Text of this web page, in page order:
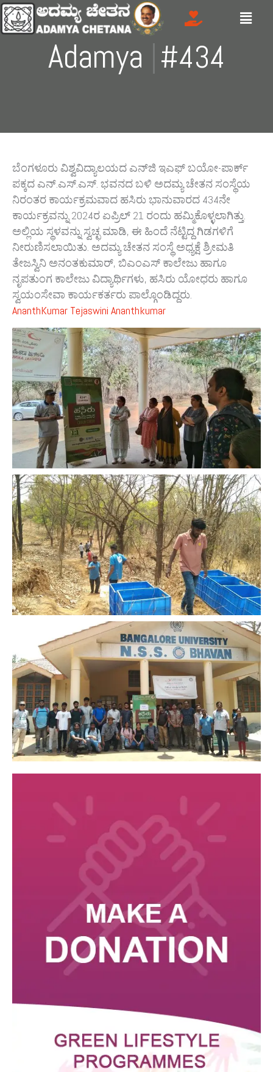
Skip
to
content
Menu
Adamya #434
ಬೆಂಗಳೂರು ವಿಶ್ವವಿದ್ಯಾಲಯದ ಎನ್‌ಜಿ ಇಎಫ್‌ ಬಯೋ-ಪಾರ್ಕ್‌
ಪಕ್ಕದ ಎನ್‌.ಎಸ್‌.ಎಸ್‌. ಭವನದ ಬಳಿ ಅದಮ್ಯ ಚೇತನ ಸಂಸ್ಥೆಯ
ನಿರಂತರ ಕಾರ್ಯಕ್ರಮವಾದ ಹಸಿರು ಭಾನುವಾರದ 434ನೇ
ಕಾರ್ಯಕ್ರವನ್ನು 2024ರ ಏಪ್ರಿಲ್ 21 ರಂದು ಹಮ್ಮಿಕೊಳ್ಳಲಾಗಿತ್ತು.
ಅಲ್ಲಿಯ ಸ್ಥಳವನ್ನು ಸ್ವಚ್ಛ ಮಾಡಿ, ಈ ಹಿಂದೆ ನೆಟ್ಟಿದ್ದ ಗಿಡಗಳಿಗೆ
ನೀರುಣಿಸಲಾಯಿತು. ಅದಮ್ಯ ಚೇತನ ಸಂಸ್ಥೆ ಅಧ್ಯಕ್ಷೆ ಶ್ರೀಮತಿ
ತೇಜಸ್ವಿನಿ ಅನಂತಕುಮಾರ್, ಬಿಎಂಎಸ್‌ ಕಾಲೇಜು ಹಾಗೂ
ನೃಪತುಂಗ ಕಾಲೇಜು ವಿದ್ಯಾರ್ಥಿಗಳು, ಹಸಿರು ಯೋಧರು ಹಾಗೂ
ಸ್ವಯಂಸೇವಾ ಕಾರ್ಯಕರ್ತರು ಪಾಲ್ಗೊಂಡಿದ್ದರು.
AnanthKumar Tejaswini Ananthkumar